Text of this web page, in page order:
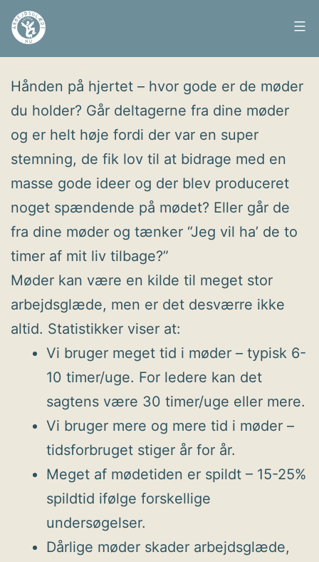
Fortsæt
Arbejdsglæde
Udgivet
Hånden på hjertet – hvor gode er de møder
du holder? Går deltagerne fra dine møder
og er helt høje fordi der var en super
stemning, de fik lov til at bidrage med en
masse gode ideer og der blev produceret
noget spændende på mødet? Eller går de
fra dine møder og tænker “Jeg vil ha’ de to
timer af mit liv tilbage?”
Møder kan være en kilde til meget stor
arbejdsglæde, men er det desværre ikke
altid. Statistikker viser at:
Vi bruger meget tid i møder – typisk 6-
10 timer/uge. For ledere kan det
sagtens være 30 timer/uge eller mere.
Vi bruger mere og mere tid i møder –
tidsforbruget stiger år for år.
Meget af mødetiden er spildt – 15-25%
spildtid ifølge forskellige
undersøgelser.
Dårlige møder skader arbejdsglæde,